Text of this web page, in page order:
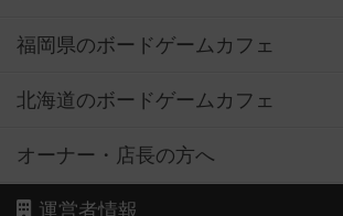
福岡県のボードゲームカフェ
北海道のボードゲームカフェ
オーナー・店長の方へ
運営者情報